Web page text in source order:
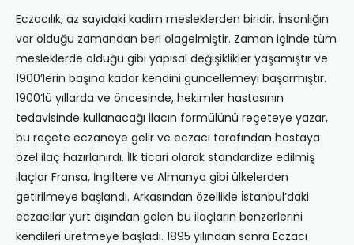
Eczacılık, az sayıdaki kadim mesleklerden biridir. İnsanlığın
var olduğu zamandan beri olagelmiştir. Zaman içinde tüm
mesleklerde olduğu gibi yapısal değişiklikler yaşamıştır ve
1900’lerin başına kadar kendini güncellemeyi başarmıştır.
1900’lü yıllarda ve öncesinde, hekimler hastasının
tedavisinde kullanacağı ilacın formülünü reçeteye yazar,
bu reçete eczaneye gelir ve eczacı tarafından hastaya
özel ilaç hazırlanırdı. İlk ticari olarak standardize edilmiş
ilaçlar Fransa, İngiltere ve Almanya gibi ülkelerden
getirilmeye başlandı. Arkasından özellikle İstanbul’daki
eczacılar yurt dışından gelen bu ilaçların benzerlerini
kendileri üretmeye başladı. 1895 yılından sonra Eczacı